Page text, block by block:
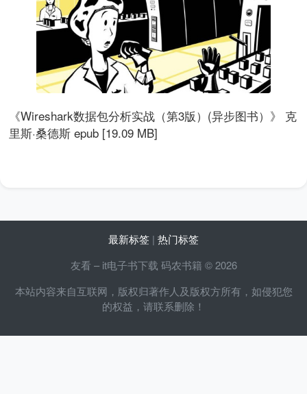
《Wireshark数据包分析实战（第3版）(异步图书）》 克
里斯·桑德斯 epub [19.09 MB]
最新标签 | 热门标签
友看 – it电子书下载 码农书籍 © 2026
本站内容来自互联网，版权归著作人及版权方所有，如侵犯您
的权益，请联系删除！